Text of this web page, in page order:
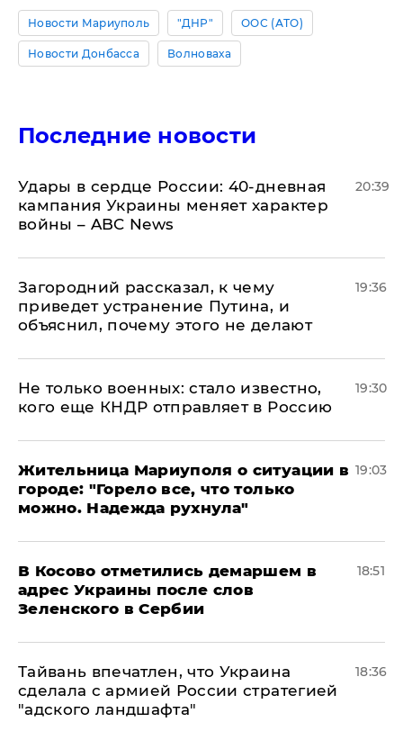
Новости Мариуполь "ДНР" ООС (АТО)
Новости Донбасса Волноваха
Последние новости
Удары в сердце России: 40-дневная
кампания Украины меняет характер
войны – ABC News
20:39
Загородний рассказал, к чему
приведет устранение Путина, и
объяснил, почему этого не делают
19:36
Не только военных: стало известно,
кого еще КНДР отправляет в Россию
19:30
Жительница Мариуполя о ситуации в
городе: "Горело все, что только
можно. Надежда рухнула"
19:03
В Косово отметились демаршем в
адрес Украины после слов
Зеленского в Сербии
18:51
Тайвань впечатлен, что Украина
сделала с армией России стратегией
"адского ландшафта"
18:36